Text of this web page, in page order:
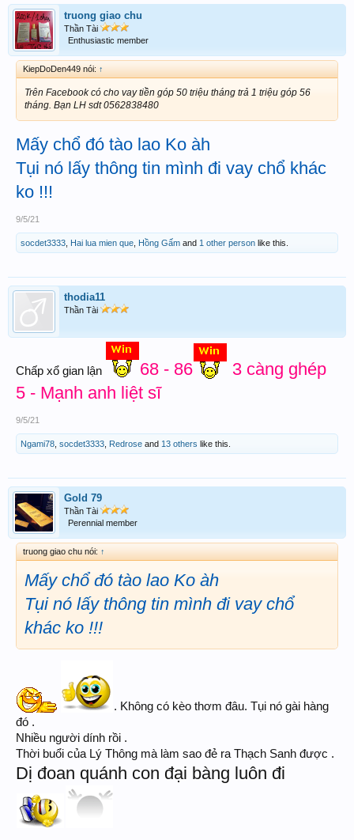
truong giao chu
Thần Tài
Enthusiastic member
KiepDoDen449 nói: ↑
Trên Facebook có cho vay tiền góp 50 triệu tháng trả 1 triệu góp 56
tháng. Bạn LH sdt 0562838480
Mấy chổ đó tào lao Ko àh
Tụi nó lấy thông tin mình đi vay chổ khác
ko !!!
9/5/21
socdet3333 Hai lua mien que Hồng Gấm and 1 other person like this.
thodia11
Thần Tài
Chấp xổ gian lận 68 - 86
3 càng ghép
5 - Mạnh anh liệt sĩ
9/5/21
Ngami78 socdet3333 Redrose and 13 others like this.
Gold 79
Thần Tài
Perennial member
truong giao chu nói: ↑
Mấy chổ đó tào lao Ko àh
Tụi nó lấy thông tin mình đi vay chổ
khác ko !!!
. Không có kèo thơm đâu. Tụi nó gài hàng
đó .
Nhiều người dính rồi .
Thời buổi của Lý Thông mà làm sao đẻ ra Thạch Sanh được .
Dị đoan quánh con đại bàng luôn đi